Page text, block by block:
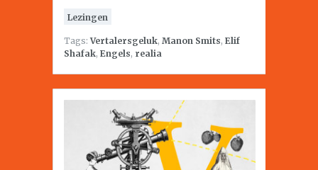
Lezingen
Tags:Vertalersgeluk, Manon Smits, Elif
Shafak, Engels, realia